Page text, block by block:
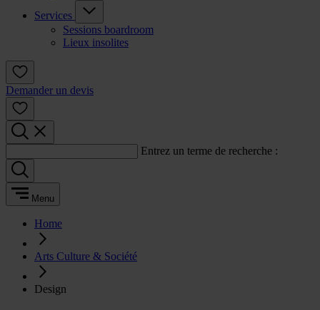
Services
Sessions boardroom
Lieux insolites
Demander un devis
Entrez un terme de recherche :
Menu
Home
Arts Culture & Société
Design